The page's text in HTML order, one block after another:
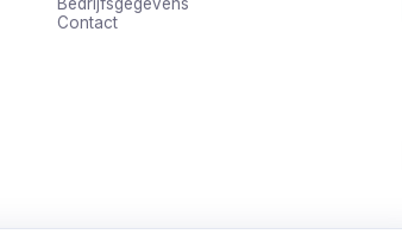
Contact